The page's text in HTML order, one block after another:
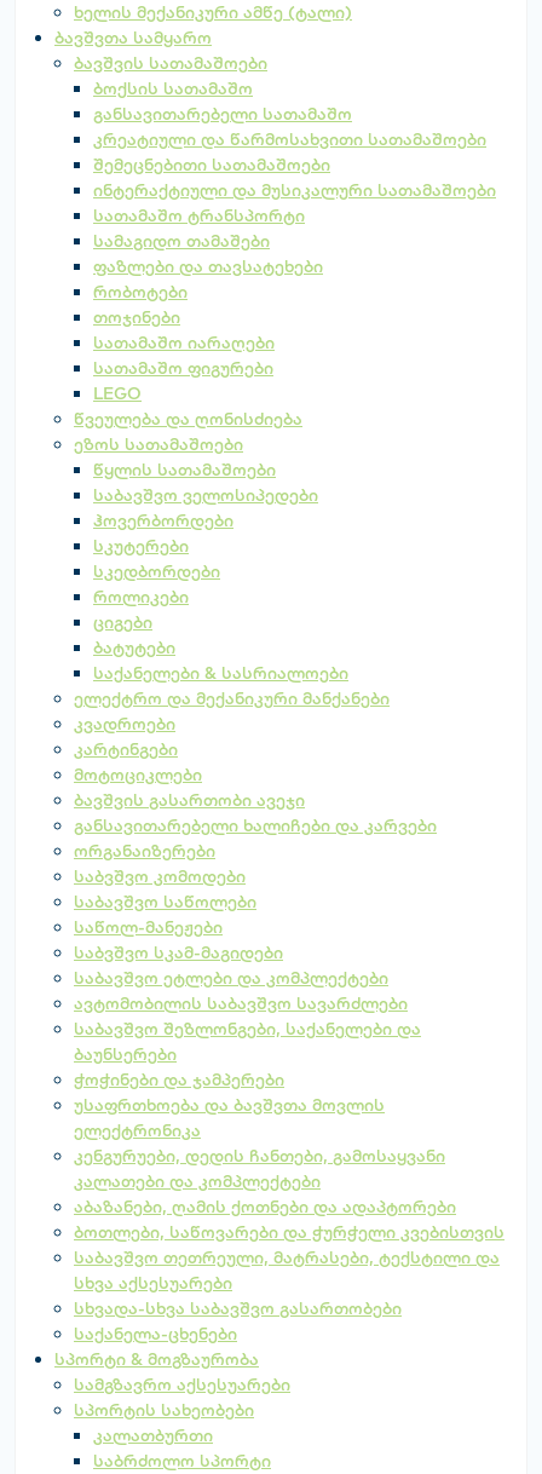
ხელის მექანიკური ამწე (ტალი)
ბავშვთა სამყარო
ბავშვის სათამაშოები
ბოქსის სათამაშო
განსავითარებელი სათამაშო
კრეატიული და წარმოსახვითი სათამაშოები
შემეცნებითი სათამაშოები
ინტერაქტიული და მუსიკალური სათამაშოები
სათამაშო ტრანსპორტი
სამაგიდო თამაშები
ფაზლები და თავსატეხები
რობოტები
თოჯინები
სათამაშო იარაღები
სათამაშო ფიგურები
LEGO
წვეულება და ღონისძიება
ეზოს სათამაშოები
წყლის სათამაშოები
საბავშვო ველოსიპედები
ჰოვერბორდები
სკუტერები
სკედბორდები
როლიკები
ციგები
ბატუტები
საქანელები & სასრიალოები
ელექტრო და მექანიკური მანქანები
კვადროები
კარტინგები
მოტოციკლები
ბავშვის გასართობი ავეჯი
განსავითარებელი ხალიჩები და კარვები
ორგანაიზერები
საბვშვო კომოდები
საბავშვო საწოლები
საწოლ-მანეჟები
საბვშვო სკამ-მაგიდები
საბავშვო ეტლები და კომპლექტები
ავტომობილის საბავშვო სავარძლები
საბავშვო შეზლონგები, საქანელები და
ბაუნსერები
ჭოჭინები და ჯამპერები
უსაფრთხოება და ბავშვთა მოვლის
ელექტრონიკა
კენგურუები, დედის ჩანთები, გამოსაყვანი
კალათები და კომპლექტები
აბაზანები, ღამის ქოთნები და ადაპტორები
ბოთლები, საწოვარები და ჭურჭელი კვებისთვის
საბავშვო თეთრეული, მატრასები, ტექსტილი და
სხვა აქსესუარები
სხვადა-სხვა საბავშვო გასართობები
საქანელა-ცხენები
სპორტი & მოგზაურობა
სამგზავრო აქსესუარები
სპორტის სახეობები
კალათბურთი
საბრძოლო სპორტი